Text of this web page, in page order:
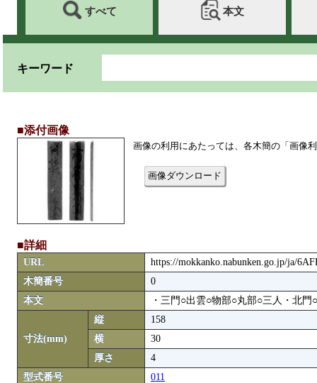
すべて 本文
キーワード
■添付画像
画像の利用にあたっては、各木簡の「画像
画像ダウンロード
■詳細
URL
https://mokkanko.nabunken.go.jp/ja/
木簡番号
0
本文
・三門○出雲○物部○丸部○三人・北
寸法(mm)
縦
158
横
30
厚さ
4
型式番号
011